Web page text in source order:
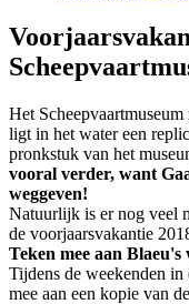
Het
ligt in het water een
pronkstuk van het
vooral verder, want
weggeven!
Natuurlijk is er nog veel
de voorjaarsvakantie
Teken mee aan
Tijdens de weekenden
mee aan een kopie van